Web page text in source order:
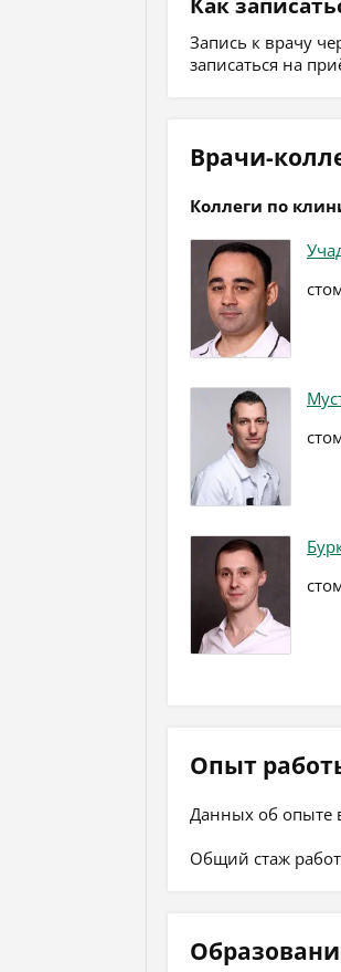
Запись к врачу
записаться на
Врачи-
Коллеги по
Опыт
Данных об опыте
Общий стаж